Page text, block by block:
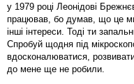
у 1979 році Леонідові
працював, бо думав, що це
інші інтереси. Тоді ти
Спробуй щодня під
вдосконалюватися,
до мене ще не робили.